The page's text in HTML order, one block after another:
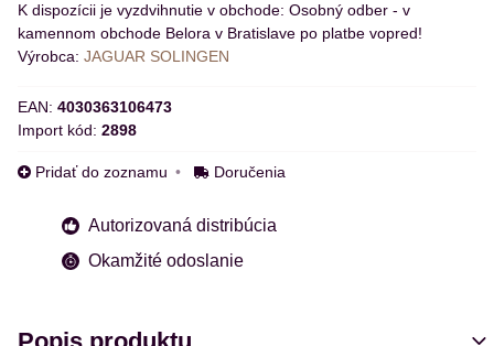
Osobný odber - v
kamennom obchode Belora v Bratislave po platbe vopred!
Výrobca: JAGUAR SOLINGEN
EAN: 4030363106473
Import kód: 2898
Pridať do zoznamu Doručenia
Autorizovaná distribúcia
Okamžité odoslanie